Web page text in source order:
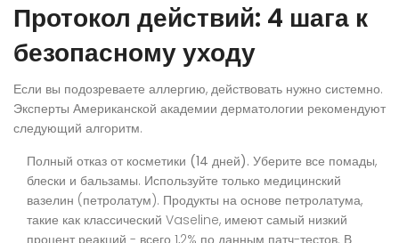
Протокол действий: 4 шага к
безопасному уходу
Если вы подозреваете аллергию, действовать нужно системно.
Эксперты Американской академии дерматологии рекомендуют
следующий алгоритм.
Полный отказ от косметики (14 дней). Уберите все помады,
блески и бальзамы. Используйте только медицинский
вазелин (петролатум). Продукты на основе петролатума,
такие как классический Vaseline, имеют самый низкий